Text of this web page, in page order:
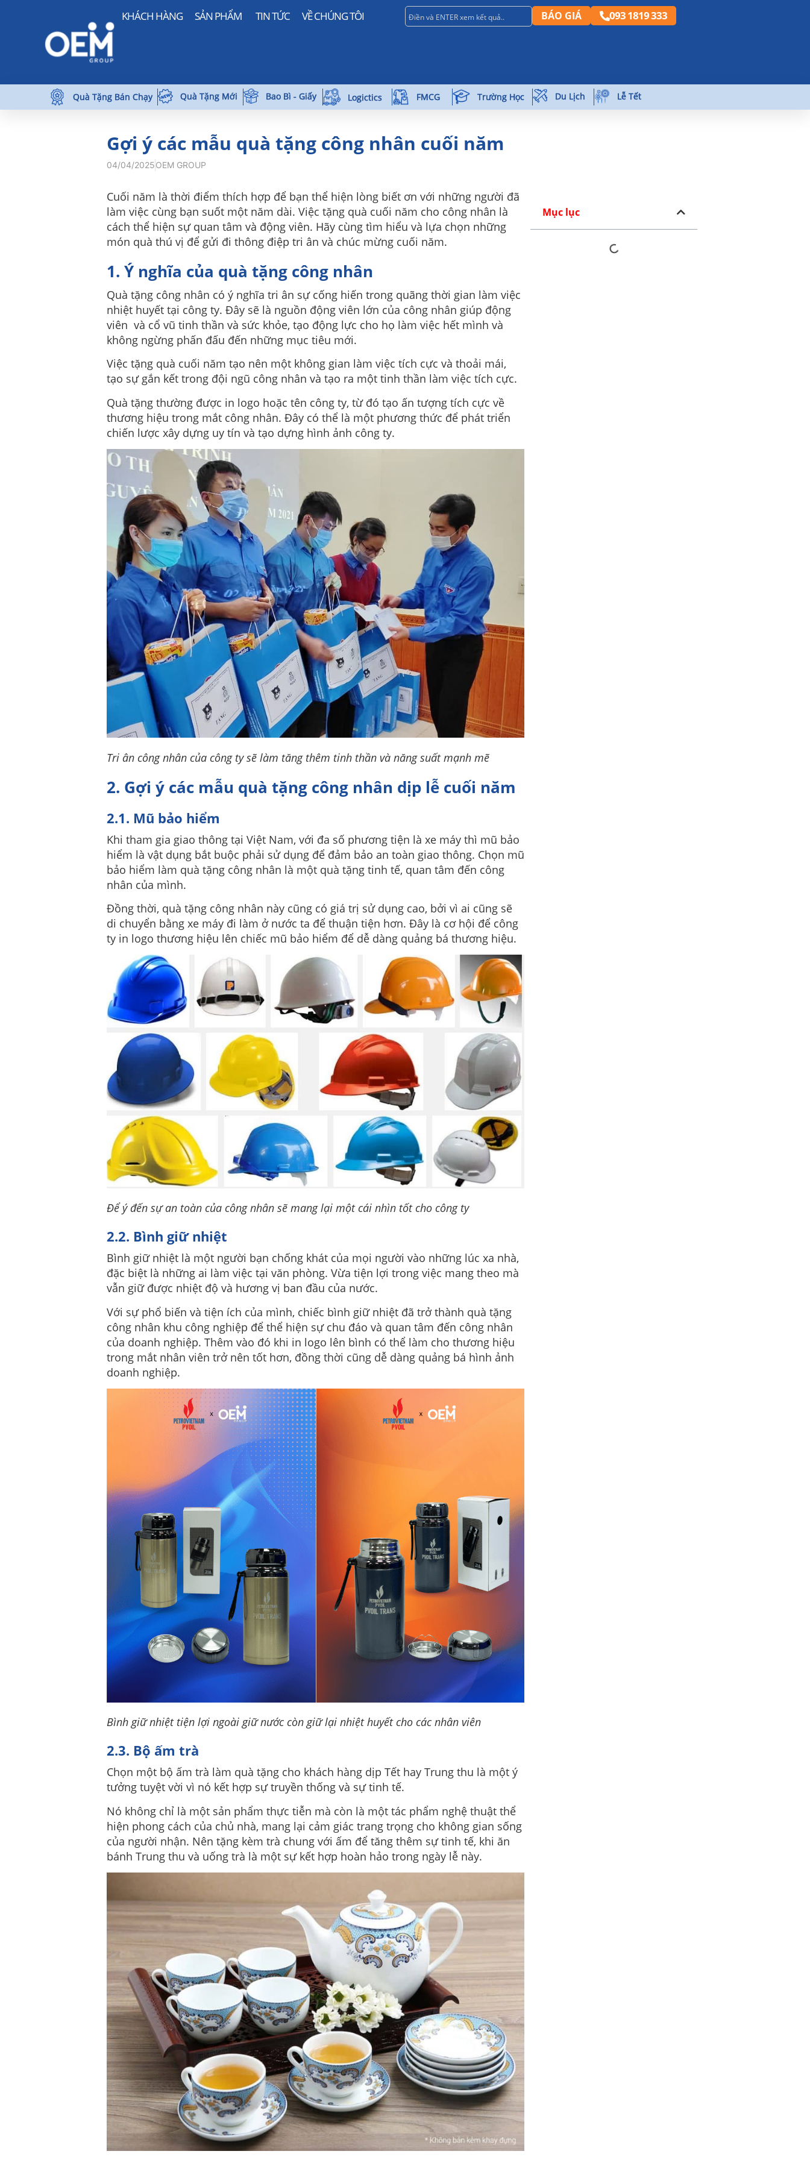
KHÁCH HÀNG SẢN PHẨM TIN TỨC VỀ CHÚNG TÔI BÁO GIÁ 093 1819 333
Quà Tặng Bán Chạy Quà Tặng Mới Bao Bì - Giấy Logictics FMCG Trường Học Du Lịch Lễ Tết
Gợi ý các mẫu quà tặng công nhân cuối năm
04/04/2025OEM GROUP
Cuối năm là thời điểm thích hợp để bạn thể hiện lòng biết ơn với những người đã
làm việc cùng bạn suốt một năm dài. Việc tặng quà cuối năm cho công nhân là
cách thể hiện sự quan tâm và động viên. Hãy cùng tìm hiểu và lựa chọn những
món quà thú vị để gửi đi thông điệp tri ân và chúc mừng cuối năm.
1. Ý nghĩa của quà tặng công nhân
Quà tặng công nhân có ý nghĩa tri ân sự cống hiến trong quãng thời gian làm việc
nhiệt huyết tại công ty. Đây sẽ là nguồn động viên lớn của công nhân giúp động
viên và cổ vũ tinh thần và sức khỏe, tạo động lực cho họ làm việc hết mình và
không ngừng phấn đấu đến những mục tiêu mới.
Việc tặng quà cuối năm tạo nên một không gian làm việc tích cực và thoải mái,
tạo sự gắn kết trong đội ngũ công nhân và tạo ra một tinh thần làm việc tích cực.
Quà tặng thường được in logo hoặc tên công ty, từ đó tạo ấn tượng tích cực về
thương hiệu trong mắt công nhân. Đây có thể là một phương thức để phát triển
chiến lược xây dựng uy tín và tạo dựng hình ảnh công ty.
Tri ân công nhân của công ty sẽ làm tăng thêm tinh thần và năng suất mạnh mẽ
2. Gợi ý các mẫu quà tặng công nhân dịp lễ cuối năm
2.1. Mũ bảo hiểm
Khi tham gia giao thông tại Việt Nam, với đa số phương tiện là xe máy thì mũ bảo
hiểm là vật dụng bắt buộc phải sử dụng để đảm bảo an toàn giao thông. Chọn mũ
bảo hiểm làm quà tặng công nhân là một quà tặng tinh tế, quan tâm đến công
nhân của mình.
Đồng thời, quà tặng công nhân này cũng có giá trị sử dụng cao, bởi vì ai cũng sẽ
di chuyển bằng xe máy đi làm ở nước ta để thuận tiện hơn. Đây là cơ hội để công
ty in logo thương hiệu lên chiếc mũ bảo hiểm để dễ dàng quảng bá thương hiệu.
Để ý đến sự an toàn của công nhân sẽ mang lại một cái nhìn tốt cho công ty
2.2. Bình giữ nhiệt
Bình giữ nhiệt là một người bạn chống khát của mọi người vào những lúc xa nhà,
đặc biệt là những ai làm việc tại văn phòng. Vừa tiện lợi trong việc mang theo mà
vẫn giữ được nhiệt độ và hương vị ban đầu của nước.
Với sự phổ biến và tiện ích của mình, chiếc bình giữ nhiệt đã trở thành quà tặng
công nhân khu công nghiệp để thể hiện sự chu đáo và quan tâm đến công nhân
của doanh nghiệp. Thêm vào đó khi in logo lên bình có thể làm cho thương hiệu
trong mắt nhân viên trở nên tốt hơn, đồng thời cũng dễ dàng quảng bá hình ảnh
doanh nghiệp.
Bình giữ nhiệt tiện lợi ngoài giữ nước còn giữ lại nhiệt huyết cho các nhân viên
2.3. Bộ ấm trà
Chọn một bộ ấm trà làm quà tặng cho khách hàng dịp Tết hay Trung thu là một ý
tưởng tuyệt vời vì nó kết hợp sự truyền thống và sự tinh tế.
Nó không chỉ là một sản phẩm thực tiễn mà còn là một tác phẩm nghệ thuật thể
hiện phong cách của chủ nhà, mang lại cảm giác trang trọng cho không gian sống
của người nhận. Nên tặng kèm trà chung với ấm để tăng thêm sự tinh tế, khi ăn
bánh Trung thu và uống trà là một sự kết hợp hoàn hảo trong ngày lễ này.
Mục lục